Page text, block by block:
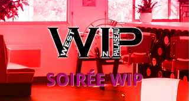
SOIRÉE WIP